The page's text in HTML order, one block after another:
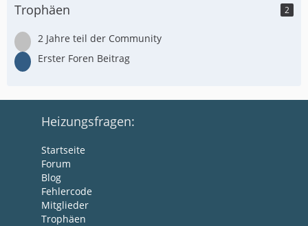
Trophäen 2
2 Jahre teil der Community
Erster Foren Beitrag
Heizungsfragen:
Startseite
Forum
Blog
Fehlercode
Mitglieder
Trophäen